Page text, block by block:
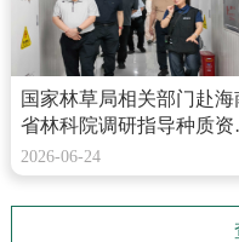
国家林草局相关部门赴海
省林科院调研指导种质资
保存工作
2026-06-24